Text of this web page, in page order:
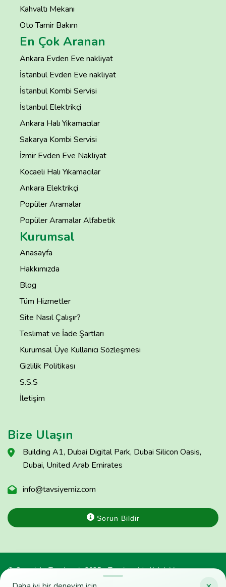
Kahvaltı Mekanı
Oto Tamir Bakım
En Çok Aranan
Ankara Evden Eve nakliyat
İstanbul Evden Eve nakliyat
İstanbul Kombi Servisi
İstanbul Elektrikçi
Ankara Halı Yıkamacılar
Sakarya Kombi Servisi
İzmir Evden Eve Nakliyat
Kocaeli Halı Yıkamacılar
Ankara Elektrikçi
Popüler Aramalar
Popüler Aramalar Alfabetik
Kurumsal
Anasayfa
Hakkımızda
Blog
Tüm Hizmetler
Site Nasıl Çalışır?
Teslimat ve İade Şartları
Kurumsal Üye Kullanıcı Sözleşmesi
Gizlilik Politikası
S.S.S
İletişim
Bize Ulaşın
Building A1, Dubai Digital Park, Dubai Silicon Oasis,
Dubai, United Arab Emirates
info@tavsiyemiz.com
Sorun Bildir
© Copyright Tavsiyemiz 2025 - Tavsiyemiz'e Kulak Ver